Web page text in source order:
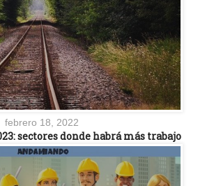
febrero 18, 2022
sectores donde habrá más trabajo